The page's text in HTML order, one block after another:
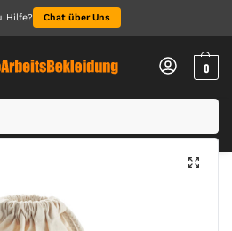
Hilfe? Chat über Uns
0
Accessoires